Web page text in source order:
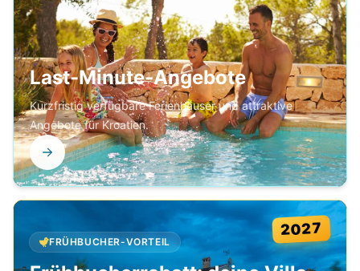
Last-Minute-Angebote
Kurzfristig verfügbare Ferienhäuser und attraktive
Angebote für Kroatien.
2027
FRÜHBUCHER-VORTEIL